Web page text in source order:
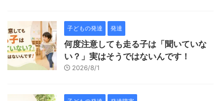
子どもの発達 発達
何度注意しても走る子は「聞いていな
い？」実はそうではないんです！
2026/8/1